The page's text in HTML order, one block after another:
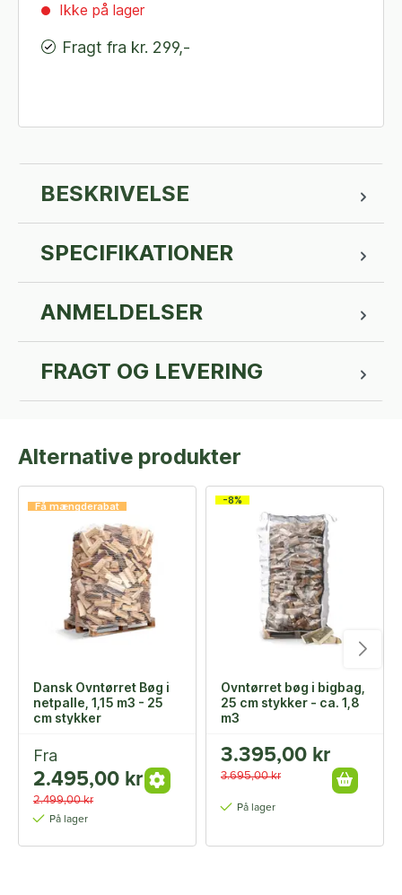
Ikke på lager
Fragt fra kr. 299,-
BESKRIVELSE
SPECIFIKATIONER
ANMELDELSER
FRAGT OG LEVERING
Alternative produkter
Få mængderabat
Dansk Ovntørret Bøg i
netpalle, 1,15 m3 - 25
cm stykker
Fra
2.495,00 kr
2.499,00 kr
På lager
-8%
Ovntørret bøg i bigbag,
25 cm stykker - ca. 1,8
m3
3.395,00 kr
3.695,00 kr
På lager